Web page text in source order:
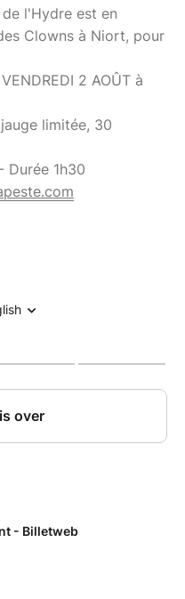
l'Hydre est en
Clowns à Niort, pour
2 AOÛT à
limitée, 30
Durée 1h30